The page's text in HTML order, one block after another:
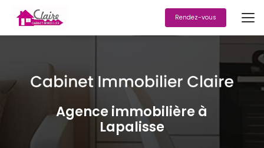
contenu
principal
Rendez-vous
Agence immobilière à
Lapalisse